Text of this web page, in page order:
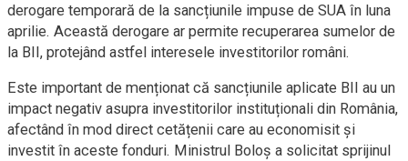
derogare temporară de la sancțiunile impuse de SUA în luna
aprilie. Această derogare ar permite recuperarea sumelor de
la BII, protejând astfel interesele investitorilor români.
Este important de menționat că sancțiunile aplicate BII au un
impact negativ asupra investitorilor instituționali din România,
afectând în mod direct cetățenii care au economisit și
investit în aceste fonduri. Ministrul Boloș a solicitat sprijinul